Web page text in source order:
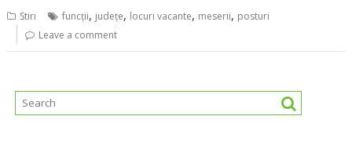
Stiri funcţii, judeţe, locuri vacante, meserii, posturi
Leave a comment